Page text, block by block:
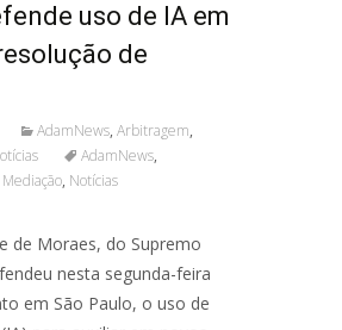
uso de IA em
de
AdamNews, Arbitragem,
AdamNews,
Mediação, Notícias
de Moraes, do Supremo
nesta segunda-feira
em São Paulo, o uso de